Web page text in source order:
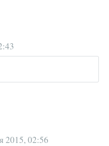
2015, 02:56